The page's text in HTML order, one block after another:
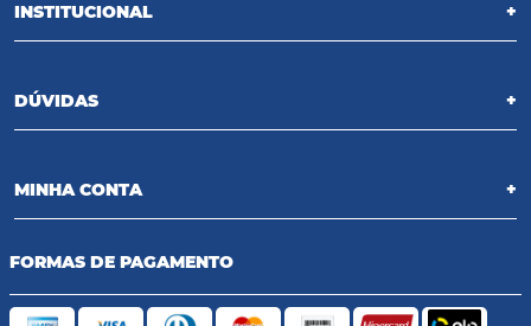
INSTITUCIONAL +
DÚVIDAS +
MINHA CONTA +
FORMAS DE PAGAMENTO